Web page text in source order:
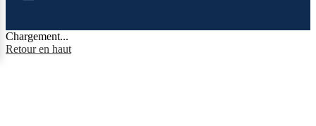
Chargement...
Retour en haut